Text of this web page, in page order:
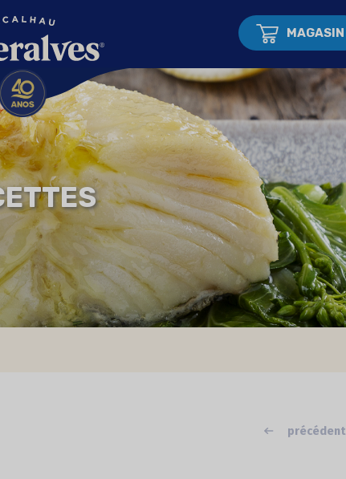
MAGASIN
précédent